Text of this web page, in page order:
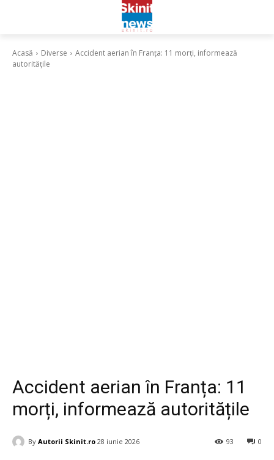
Acasă Diverse
Accident aerian în Franța: 11 morți, informează
autoritățile
Accident aerian în Franța: 11
morți, informează autoritățile
By Autorii Skinit.ro 28 iunie 2026 0
93